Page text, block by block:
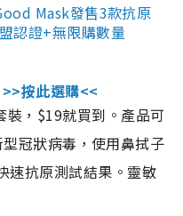
Mask發售3款抗原
認證+無限購數量
>>按此選購<<
裝，$19就買到。產品可
冠狀病毒，使用鼻拭子
速抗原測試結果。靈敏